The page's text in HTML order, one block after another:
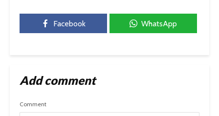
Facebook WhatsApp
Add comment
Comment